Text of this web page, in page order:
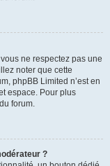
ne respectez pas une
noter que cette
phpBB Limited n’est en
espace. Pour plus
forum.
?